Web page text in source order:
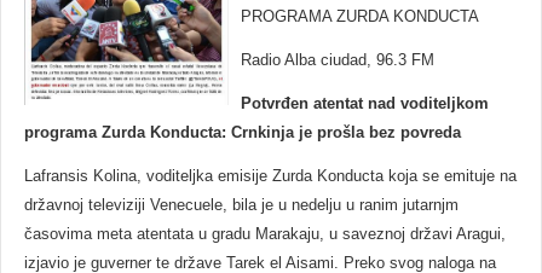
PROGRAMA ZURDA KONDUCTA
Radio Alba ciudad, 96.3 FM
Potvrđen atentat nad voditeljkom
programa Zurda Konducta: Crnkinja je prošla bez povreda
Lafransis Kolina, voditeljka emisije Zurda Konducta koja se emituje na
državnoj televiziji Venecuele, bila je u nedelju u ranim jutarnjm
časovima meta atentata u gradu Marakaju, u saveznoj državi Aragui,
izjavio je guverner te države Tarek el Aisami. Preko svog naloga na